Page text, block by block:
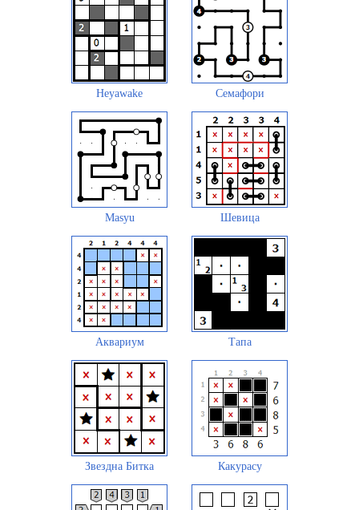
Heyawake Семафори
Masyu Шевица
Аквариум Тапа
Звездна Битка Какурасу